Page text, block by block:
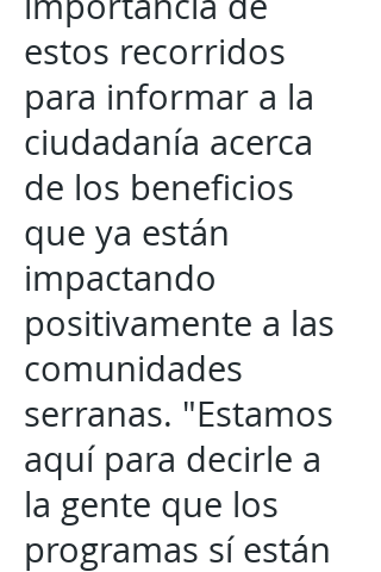
estos recorridos
para informar a la
ciudadanía acerca
de los beneficios
que ya están
impactando
positivamente a las
comunidades
serranas. "Estamos
aquí para decirle a
la gente que los
programas sí están